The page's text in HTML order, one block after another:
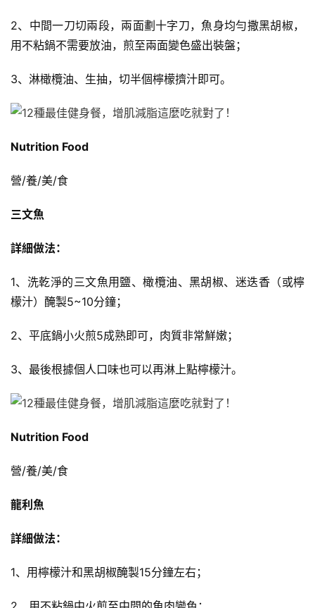
2、中間一刀切兩段，兩面劃十字刀，魚身均勻撒黑胡椒，
用不粘鍋不需要放油，煎至兩面變色盛出裝盤；
3、淋橄欖油、生抽，切半個檸檬擠汁即可。
Nutrition Food
營/養/美/食
三文魚
詳細做法：
1、洗乾淨的三文魚用鹽、橄欖油、黑胡椒、迷迭香（或檸
檬汁）醃製5~10分鐘；
2、平底鍋小火煎5成熟即可，肉質非常鮮嫩；
3、最後根據個人口味也可以再淋上點檸檬汁。
Nutrition Food
營/養/美/食
龍利魚
詳細做法：
1、用檸檬汁和黑胡椒醃製15分鐘左右；